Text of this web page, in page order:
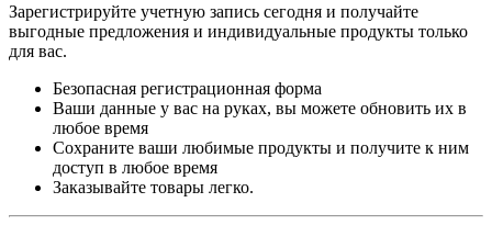
Зарегистрируйте учетную запись сегодня и получайте
выгодные предложения и индивидуальные продукты только
для вас.
Безопасная регистрационная форма
Ваши данные у вас на руках, вы можете обновить их в
любое время
Сохраните ваши любимые продукты и получите к ним
доступ в любое время
Заказывайте товары легко.